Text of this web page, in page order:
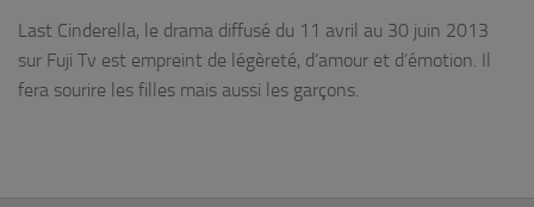
Last Cinderella, le drama diffusé du 11 avril au 30 juin 2013
sur Fuji Tv est empreint de légèreté, d’amour et d’émotion. Il
fera sourire les filles mais aussi les garçons.